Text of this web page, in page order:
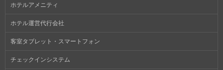
ホテルアメニティ
ホテル運営代行会社
客室タブレット・スマートフォン
チェックインシステム